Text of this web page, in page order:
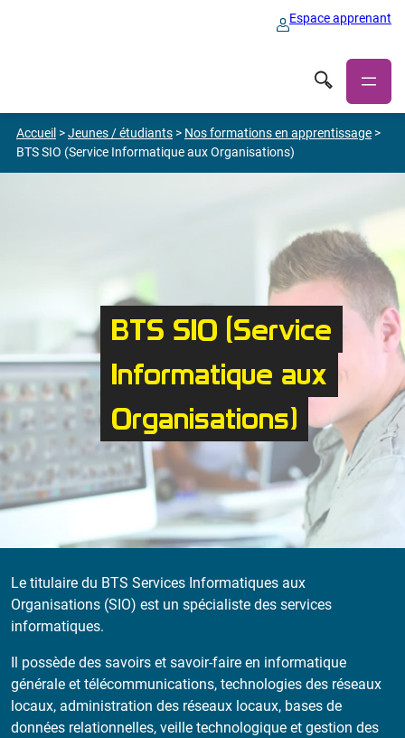
Espace apprenant
Accueil >Jeunes / étudiants > Nos formations en apprentissage >
BTS SIO (Service Informatique aux Organisations)
BTS SIO (Service
Informatique aux
Organisations)
Le titulaire du BTS Services Informatiques aux
Organisations (SIO) est un spécialiste des services
informatiques.
Il possède des savoirs et savoir-faire en informatique
générale et télécommunications, technologies des réseaux
locaux, administration des réseaux locaux, bases de
données relationnelles, veille technologique et gestion des